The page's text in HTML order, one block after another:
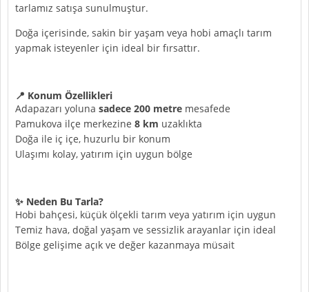
tarlamız satışa sunulmuştur.
Doğa içerisinde, sakin bir yaşam veya hobi amaçlı tarım
yapmak isteyenler için ideal bir fırsattır.
📍 Konum Özellikleri
Adapazarı yoluna sadece 200 metre mesafede
Pamukova ilçe merkezine 8 km uzaklıkta
Doğa ile iç içe, huzurlu bir konum
Ulaşımı kolay, yatırım için uygun bölge
✨ Neden Bu Tarla?
Hobi bahçesi, küçük ölçekli tarım veya yatırım için uygun
Temiz hava, doğal yaşam ve sessizlik arayanlar için ideal
Bölge gelişime açık ve değer kazanmaya müsait